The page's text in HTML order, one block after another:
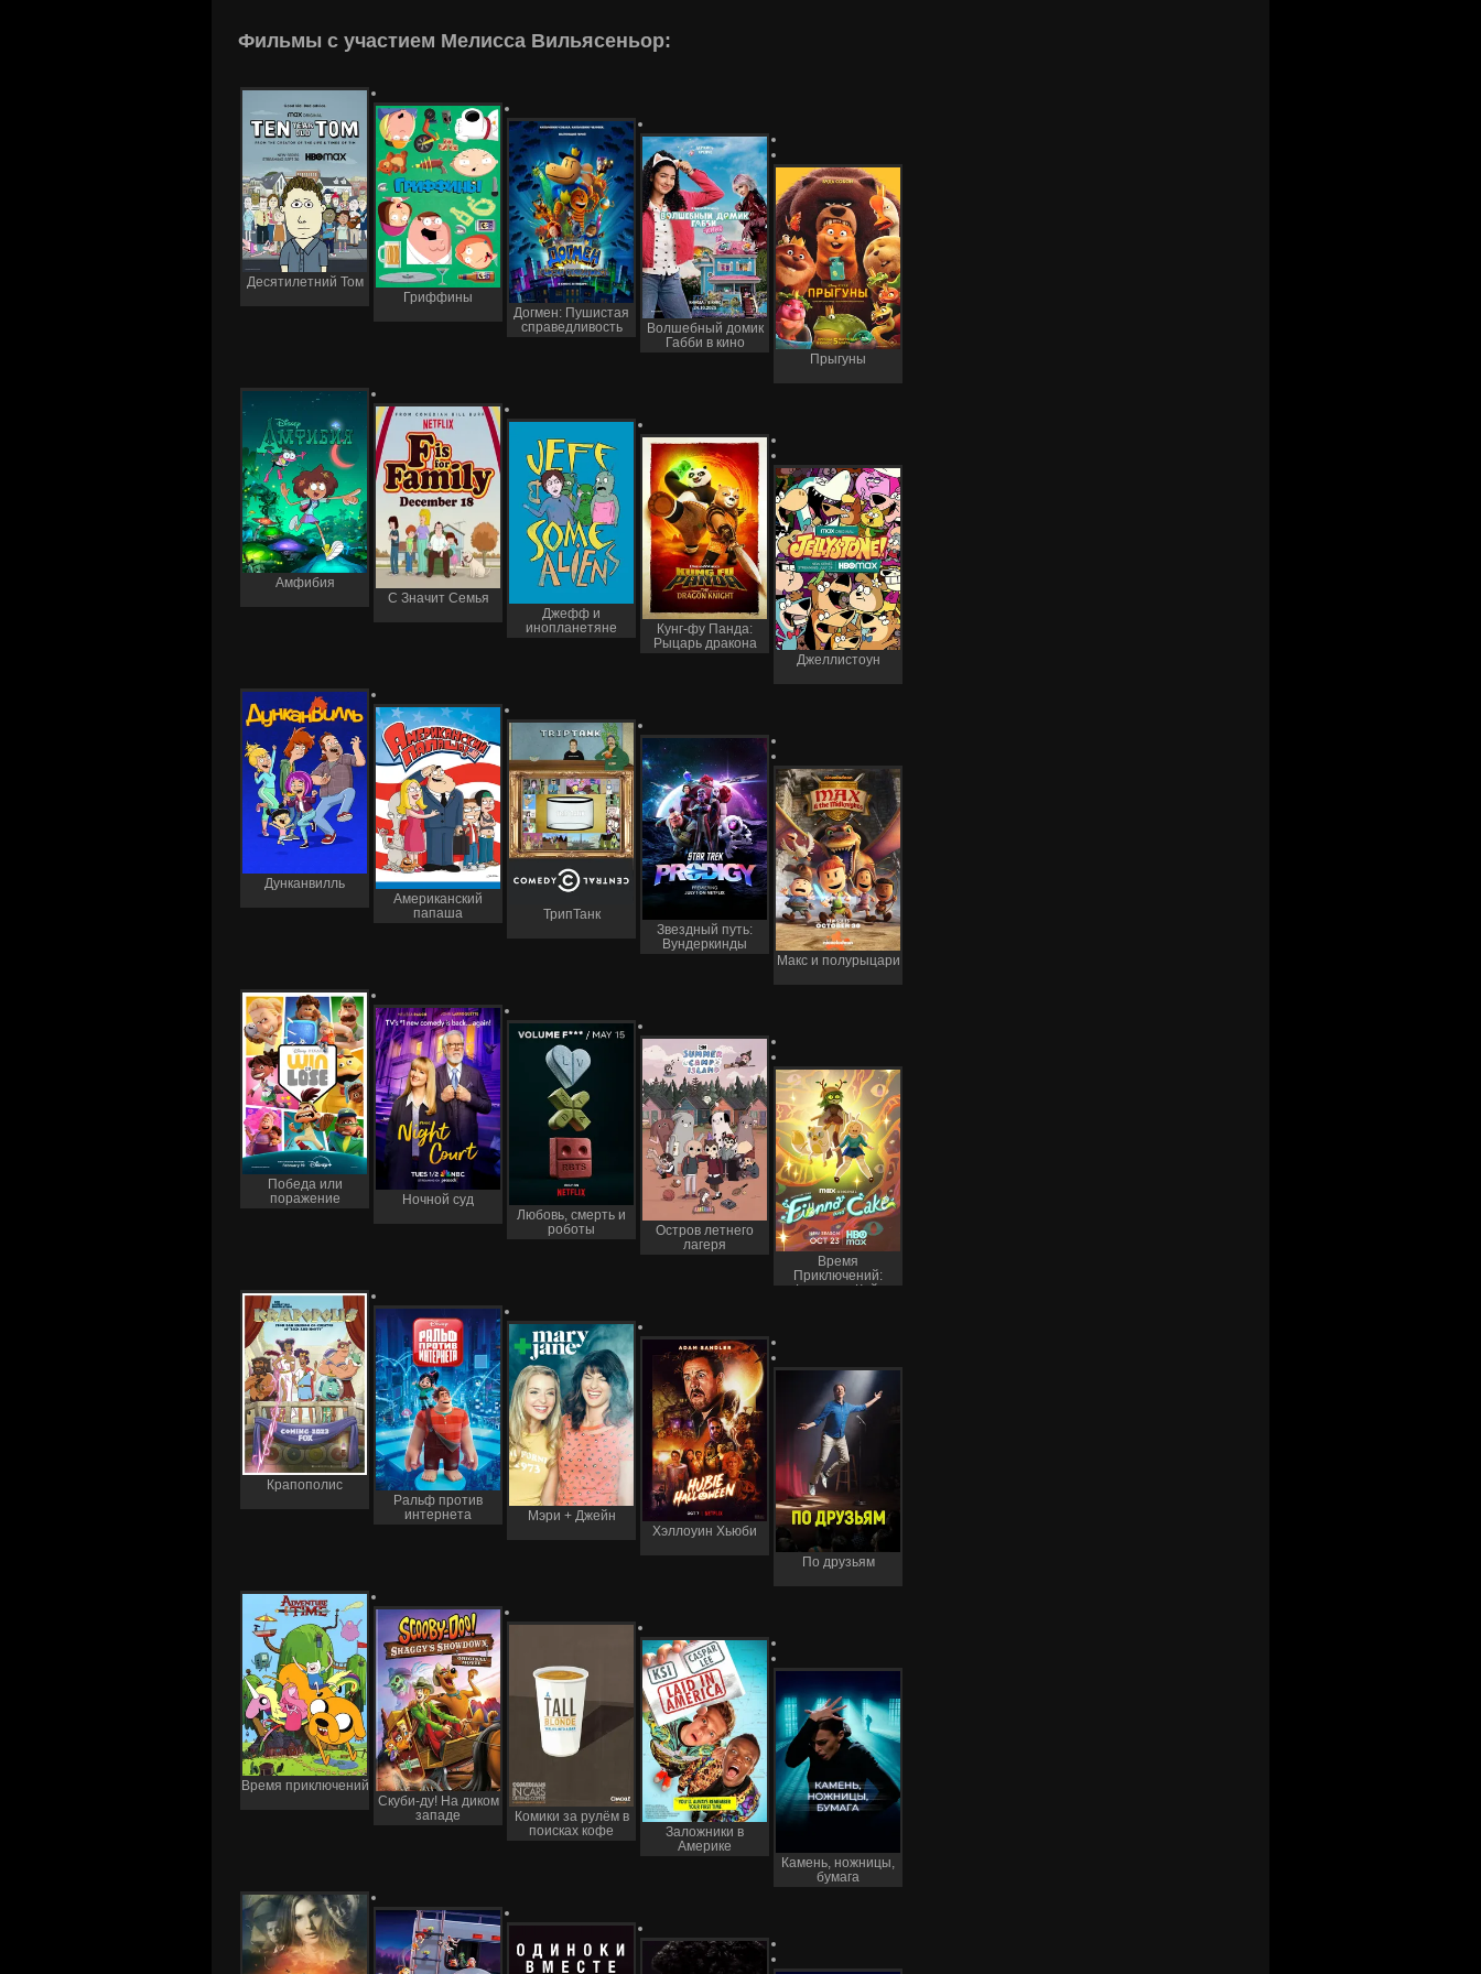
Фильмы с участием Мелисса Вильясеньор:
Десятилетний Том
Гриффины
Догмен: Пушистая
справедливость
Волшебный домик
Габби в кино
Прыгуны
Амфибия
С Значит Семья
Джефф и
инопланетяне
Кунг-фу Панда:
Рыцарь дракона
Джеллистоун
Дунканвилль
Американский
папаша
ТрипТанк
Звездный путь:
Вундеркинды
Макс и полурыцари
Победа или
поражение
Ночной суд
Любовь, смерть и
роботы
Остров летнего
лагеря
Время
Приключений:
Фионна и Кейк
Крапополис
Ральф против
интернета
Мэри + Джейн
Хэллоуин Хьюби
По друзьям
Время приключений
Скуби-ду! На диком
западе
Комики за рулём в
поисках кофе
Заложники в
Америке
Камень, ножницы,
бумага